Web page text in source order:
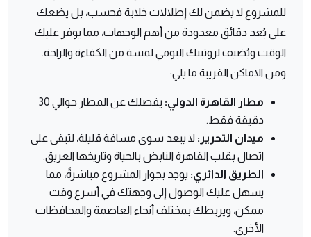
للمشروع لا يضمن لك إطلالات خلابة فحسب، بل يضعك
على بُعد دقائق معدودة من أهم الوجهات، مما يوفر عليك
الوقت ويُضيف لروتينك اليومي لمسة من الكفاءة والراحة.
ومن الاماكن القريبة ما يلي:
مطار القاهرة الدولي:
يفصلك عن المطار حوالي 30
دقيقة فقط.
ميدان التحرير: لا يبعد سوى مسافة قليلة، لتبقى على
اتصال بقلب القاهرة النابض بالحياة وتاريخها العريق.
الطريق الدائري: يوجد بجوار المشروع مباشرةً، مما
يسهل عليك الوصول إلى وجهتك في أسرع وقت
ممكن، ويربطك بمختلف أنحاء العاصمة والمحافظات
الأخرى.